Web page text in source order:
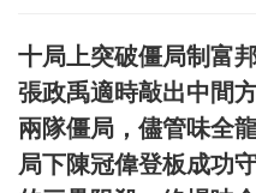
十局上突破僵局制富
張政禹適時敲出中間
兩隊僵局，儘管味全
局下陳冠偉登板成功